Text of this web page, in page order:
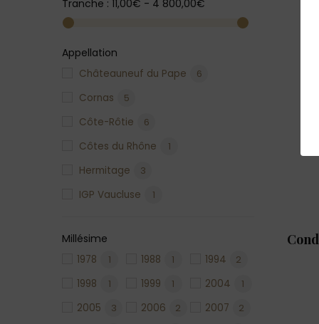
Tranche : 11,00€ - 4 800,00€
Appellation
Châteauneuf du Pape
6
Cornas
5
Côte-Rôtie
6
Côtes du Rhône
1
Hermitage
3
IGP Vaucluse
1
Morgon Côte du py
Millésime
1978 1 1988 1 1994
2
1998
1 1999 1 2004
1
2005
3 2006 2 2007
2